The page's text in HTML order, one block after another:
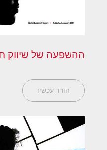
ההשפעה של שיווק
הורד עכשיו